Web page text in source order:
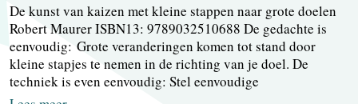
De kunst van kaizen met kleine stappen naar grote doelen
Robert Maurer ISBN13: 9789032510688 De gedachte is
eenvoudig: Grote veranderingen komen tot stand door
kleine stapjes te nemen in de richting van je doel. De
techniek is even eenvoudig: Stel eenvoudige